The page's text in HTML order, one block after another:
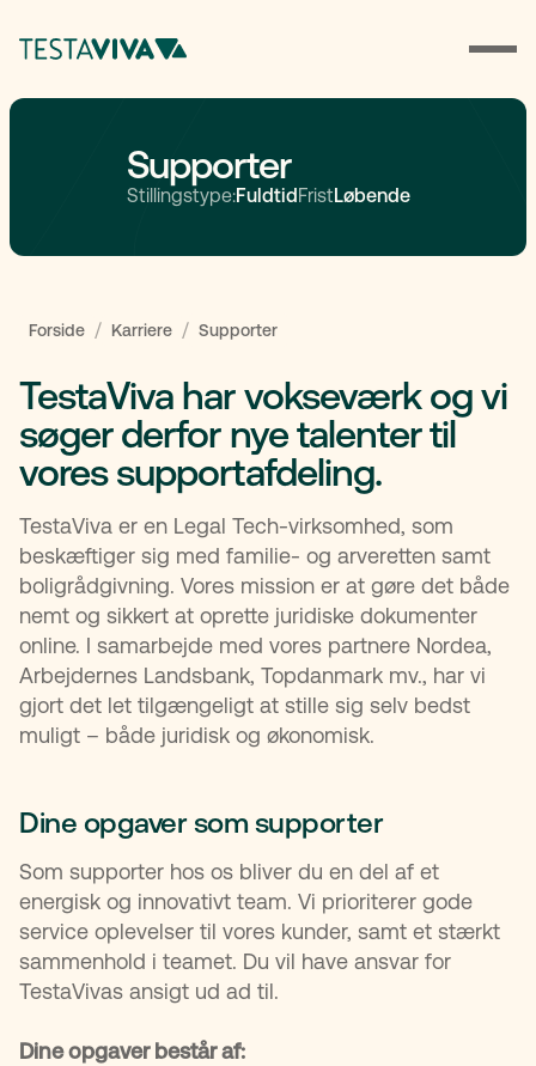
Supporter
Stillingstype:FuldtidFristLøbende
Forside / Karriere / Supporter
TestaViva har vokseværk og vi
søger derfor nye talenter til
vores supportafdeling.
TestaViva er en Legal Tech-virksomhed, som
beskæftiger sig med familie- og arveretten samt
boligrådgivning. Vores mission er at gøre det både
nemt og sikkert at oprette juridiske dokumenter
online. I samarbejde med vores partnere Nordea,
Arbejdernes Landsbank, Topdanmark mv., har vi
gjort det let tilgængeligt at stille sig selv bedst
muligt – både juridisk og økonomisk.
Dine opgaver som supporter
Som supporter hos os bliver du en del af et
energisk og innovativt team. Vi prioriterer gode
service oplevelser til vores kunder, samt et stærkt
sammenhold i teamet. Du vil have ansvar for
TestaVivas ansigt ud ad til.
Dine opgaver består af: